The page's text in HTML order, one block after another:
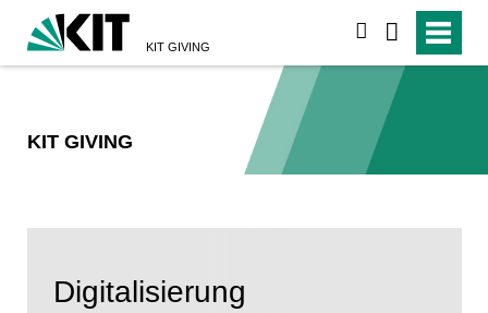
KIT GIVING
KIT GIVING
Digitalisierung